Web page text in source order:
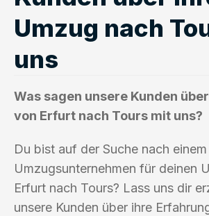
Umzug nach
uns
Was sagen unsere Kunden
von Erfurt nach Tours mit uns?
Du bist auf der Suche nach
Umzugsunternehmen für deinen
Erfurt nach Tours? Lass uns dir
unsere Kunden über ihre